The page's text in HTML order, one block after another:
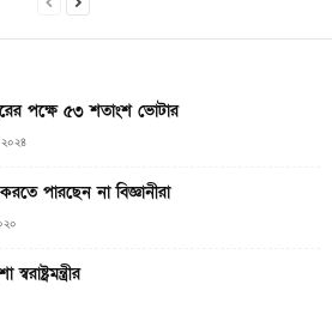
পক্ষে ৫৩ শতাংশ ভোটার
২০২৪
পারছেন না বিজ্ঞানীরা